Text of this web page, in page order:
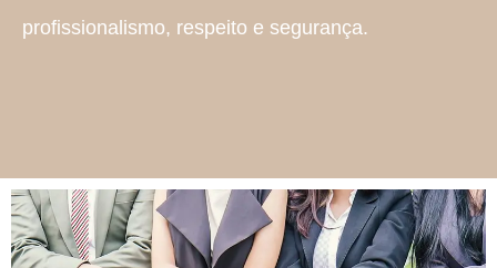
profissionalismo, respeito e segurança.